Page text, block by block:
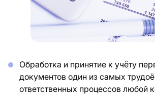
Обработка и принятие к учёту
документов один из самых
ответственных процессов любой